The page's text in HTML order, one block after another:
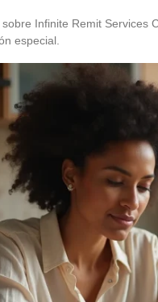
Infinite Remit Services
especial.